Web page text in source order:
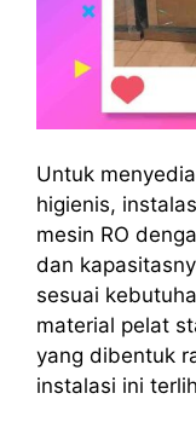
Untuk
higienis,
mesin RO
dan
sesuai
material pelat
yang dibentuk
instalasi ini